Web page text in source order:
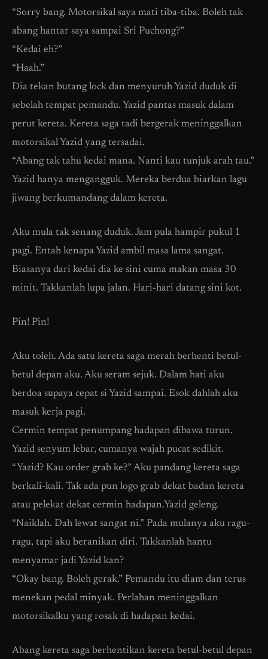
“Sorry bang. Motorsikal saya mati tiba-tiba. Boleh tak
abang hantar saya sampai Sri Puchong?”
“Kedai eh?”
“Haah.”
Dia tekan butang lock dan menyuruh Yazid duduk di
sebelah tempat pemandu. Yazid pantas masuk dalam
perut kereta. Kereta saga tadi bergerak meninggalkan
motorsikal Yazid yang tersadai.
“Abang tak tahu kedai mana. Nanti kau tunjuk arah tau.”
Yazid hanya mengangguk. Mereka berdua biarkan lagu
jiwang berkumandang dalam kereta.
Aku mula tak senang duduk. Jam pula hampir pukul 1
pagi. Entah kenapa Yazid ambil masa lama sangat.
Biasanya dari kedai dia ke sini cuma makan masa 30
minit. Takkanlah lupa jalan. Hari-hari datang sini kot.
Pin! Pin!
Aku toleh. Ada satu kereta saga merah berhenti betul-
betul depan aku. Aku seram sejuk. Dalam hati aku
berdoa supaya cepat si Yazid sampai. Esok dahlah aku
masuk kerja pagi.
Cermin tempat penumpang hadapan dibawa turun.
Yazid senyum lebar, cumanya wajah pucat sedikit.
“Yazid? Kau order grab ke?” Aku pandang kereta saga
berkali-kali. Tak ada pun logo grab dekat badan kereta
atau pelekat dekat cermin hadapan.Yazid geleng.
“Naiklah. Dah lewat sangat ni.” Pada mulanya aku ragu-
ragu, tapi aku beranikan diri. Takkanlah hantu
menyamar jadi Yazid kan?
“Okay bang. Boleh gerak.” Pemandu itu diam dan terus
menekan pedal minyak. Perlahan meninggalkan
motorsikalku yang rosak di hadapan kedai.
Abang kereta saga berhentikan kereta betul-betul depan